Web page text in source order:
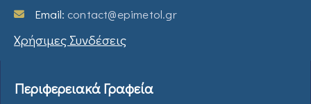
Email: contact@epimetol.gr
Χρήσιμες Συνδέσεις
Περιφερειακά Γραφεία